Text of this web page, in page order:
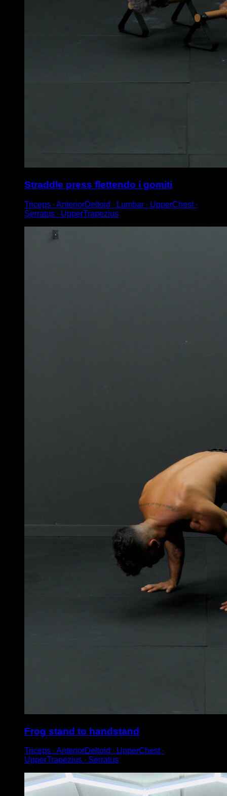
Straddle press flettendo i gomiti
Triceps ∙ AnteriorDeltoid ∙ Lumbar ∙ UpperChest ∙
Serratus ∙ UpperTrapezius
Frog stand to handstand
Triceps ∙ AnteriorDeltoid ∙ UpperChest ∙
UpperTrapezius ∙ Serratus